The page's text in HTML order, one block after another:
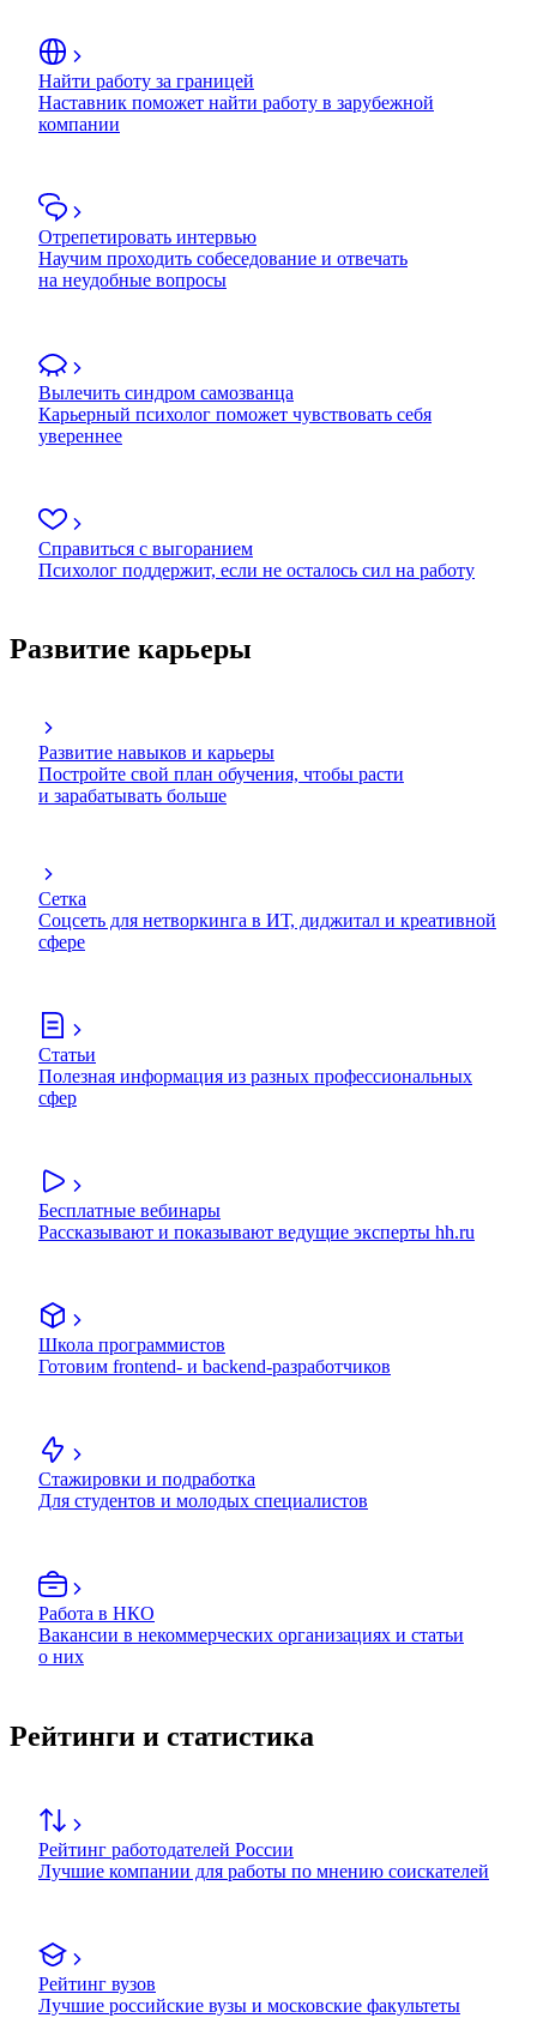
Найти работу за границей
Наставник поможет найти работу в зарубежной
компании
Отрепетировать интервью
Научим проходить собеседование и отвечать
на неудобные вопросы
Вылечить синдром самозванца
Карьерный психолог поможет чувствовать себя
увереннее
Справиться с выгоранием
Психолог поддержит, если не осталось сил на работу
Развитие карьеры
Развитие навыков и карьеры
Постройте свой план обучения, чтобы расти
и зарабатывать больше
Сетка
Соцсеть для нетворкинга в ИТ, диджитал и креативной
сфере
Статьи
Полезная информация из разных профессиональных
сфер
Бесплатные вебинары
Рассказывают и показывают ведущие эксперты hh.ru
Школа программистов
Готовим frontend- и backend-разработчиков
Стажировки и подработка
Для студентов и молодых специалистов
Работа в НКО
Вакансии в некоммерческих организациях и статьи
о них
Рейтинги и статистика
Рейтинг работодателей России
Лучшие компании для работы по мнению соискателей
Рейтинг вузов
Лучшие российские вузы и московские факультеты